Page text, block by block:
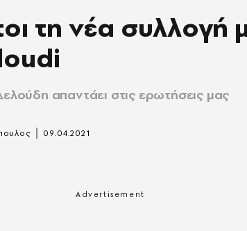
τη νέα συλλογή
απαντάει στις ερωτήσεις μας
09.04.2021